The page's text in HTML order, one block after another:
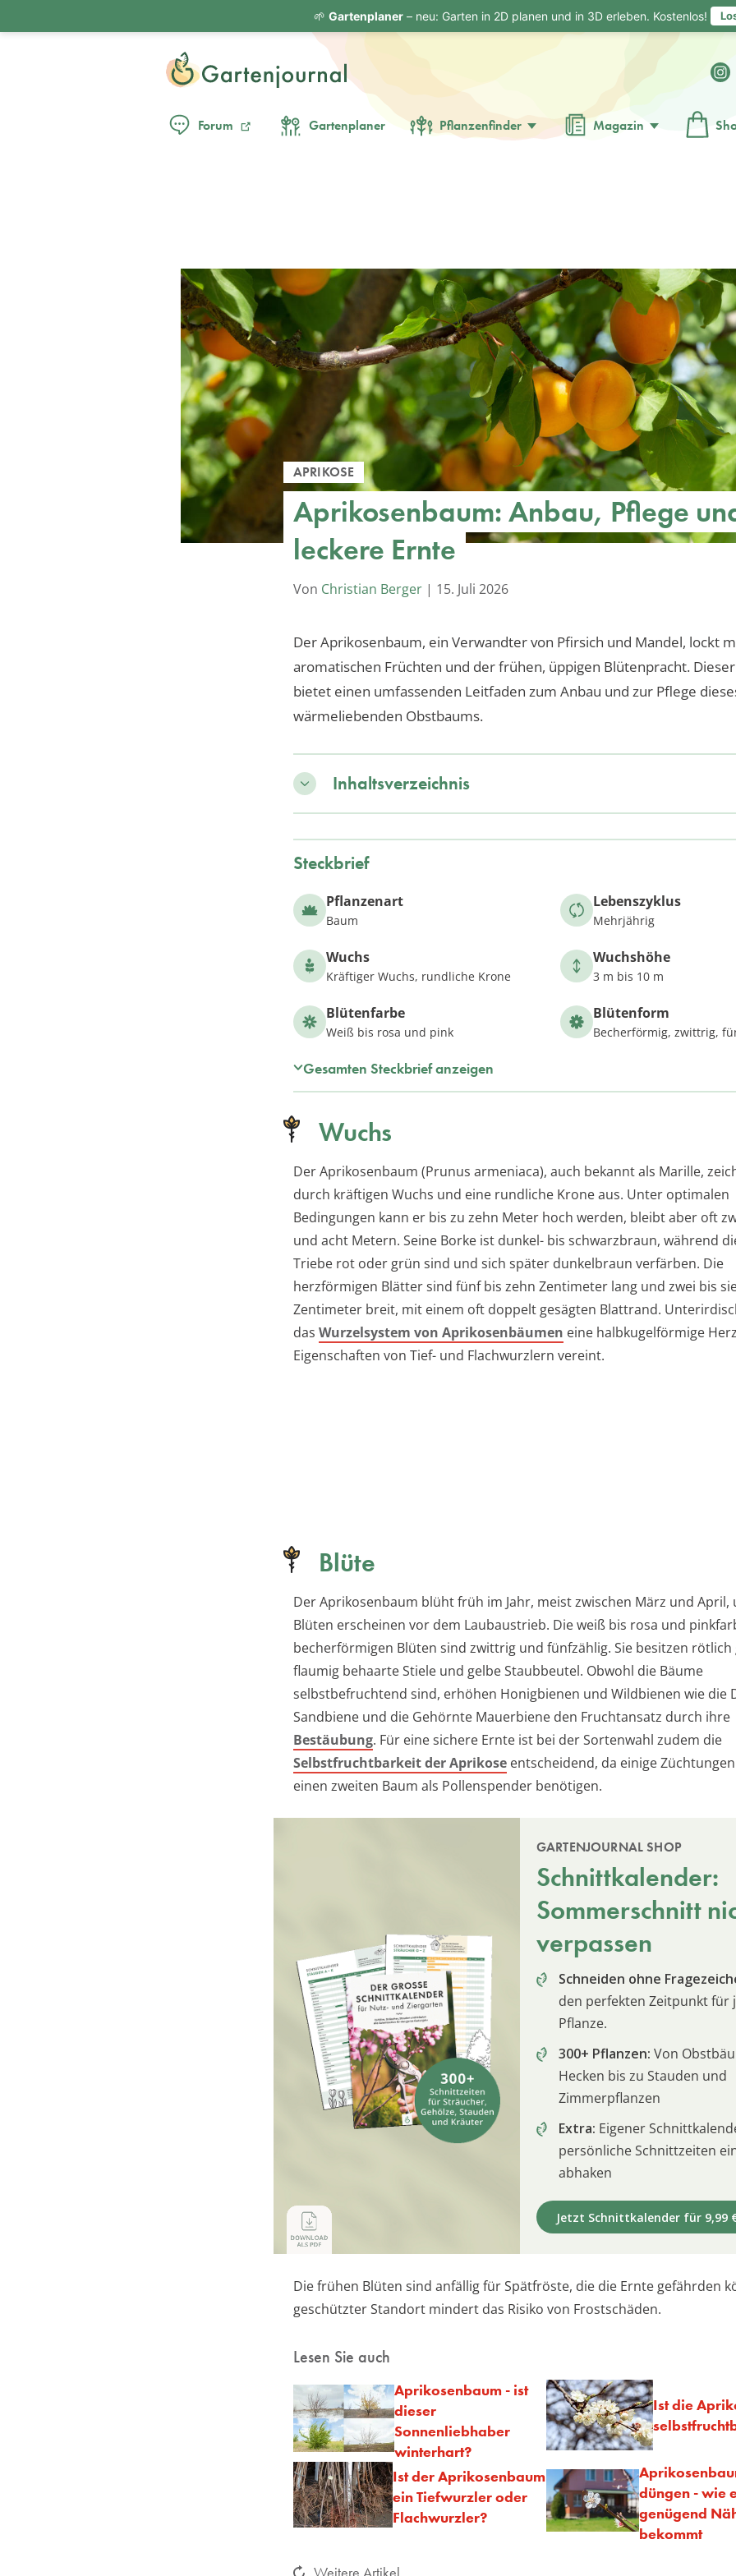
Forum Gartenplaner Pflanzenfinder Magazin
APRIKOSE
Aprikosenbaum: Anbau, Pflege
leckere Ernte
Von Christian Berger | 15. Juli 2026
Der Aprikosenbaum, ein Verwandter von Pfirsich und Mandel, lockt
aromatischen Früchten und der frühen, üppigen Blütenpracht.
bietet einen umfassenden Leitfaden zum Anbau und zur Pflege
wärmeliebenden Obstbaums.
Inhaltsverzeichnis
Steckbrief
Pflanzenart
Baum
Lebenszyklus
Mehrjährig
Wuchs
Kräftiger Wuchs, rundliche Krone
Wuchshöhe
3 m bis 10 m
Blütenfarbe
Weiß bis rosa und pink
Blütenform
Becherförmig, zwittrig,
Gesamten Steckbrief anzeigen
Wuchs
Der Aprikosenbaum (Prunus armeniaca), auch bekannt als Marille,
durch kräftigen Wuchs und eine rundliche Krone aus. Unter optimalen
Bedingungen kann er bis zu zehn Meter hoch werden, bleibt aber oft
und acht Metern. Seine Borke ist dunkel- bis schwarzbraun, während
Triebe rot oder grün sind und sich später dunkelbraun verfärben. Die
herzförmigen Blätter sind fünf bis zehn Zentimeter lang und zwei bis
Zentimeter breit, mit einem oft doppelt gesägten Blattrand.
das Wurzelsystem von Aprikosenbäumen eine halbkugelförmige
Eigenschaften von Tief- und Flachwurzlern vereint.
Blüte
Der Aprikosenbaum blüht früh im Jahr, meist zwischen März und April,
Blüten erscheinen vor dem Laubaustrieb. Die weiß bis rosa und
becherförmigen Blüten sind zwittrig und fünfzählig. Sie besitzen rötlich
flaumig behaarte Stiele und gelbe Staubbeutel. Obwohl die Bäume
selbstbefruchtend sind, erhöhen Honigbienen und Wildbienen wie die
Sandbiene und die Gehörnte Mauerbiene den Fruchtansatz durch ihre
Bestäubung. Für eine sichere Ernte ist bei der Sortenwahl zudem die
Selbstfruchtbarkeit der Aprikose entscheidend, da einige
einen zweiten Baum als Pollenspender benötigen.
GARTENJOURNAL SHOP
Schnittkalender:
Sommerschnitt
verpassen
Schneiden ohne
den perfekten Zeitpunkt für
Pflanze.
300+ Pflanzen: Von
Hecken bis zu Stauden und
Zimmerpflanzen
Extra: Eigener
persönliche Schnittzeiten
abhaken
Jetzt Schnittkalender für 9,99
Die frühen Blüten sind anfällig für Spätfröste, die die Ernte gefährden
geschützter Standort mindert das Risiko von Frostschäden.
Lesen Sie auch
Aprikosenbaum - ist
dieser
Sonnenliebhaber
winterhart?
Ist die
Ist der Aprikosenbaum
ein Tiefwurzler oder
Flachwurzler?
düngen - wie
genügend
bekommt
Weitere Artikel
🌱 Gartenplaner– neu: Garten in 2D planen und in 3D erleben. Kostenlos!